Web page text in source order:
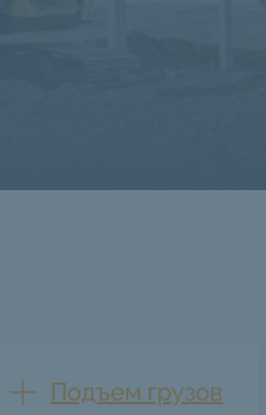
Подъем грузов